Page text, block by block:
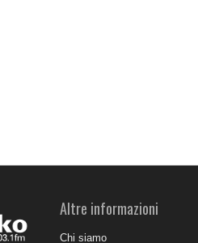
Altre informazioni
Chi siamo